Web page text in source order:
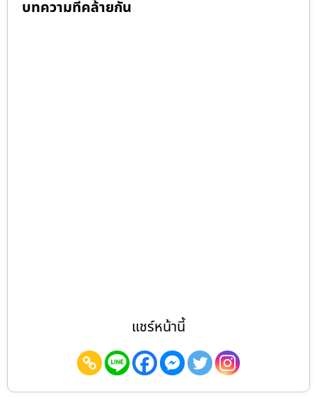
บทความที่คล้ายกัน
แชร์หน้านี้